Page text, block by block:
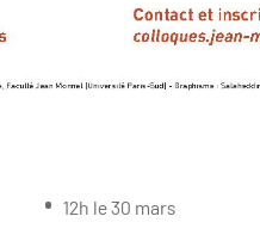
12h le 30 mars